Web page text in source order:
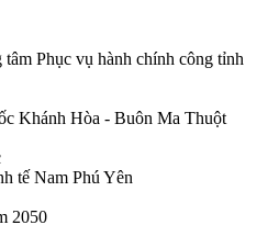
Phục vụ hành chính công tỉnh
Khánh Hòa - Buôn Ma Thuột
tế Nam Phú Yên
2050